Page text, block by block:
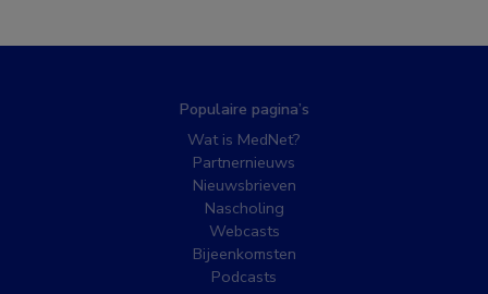
Populaire pagina’s
Wat is MedNet?
Partnernieuws
Nieuwsbrieven
Nascholing
Webcasts
Bijeenkomsten
Podcasts